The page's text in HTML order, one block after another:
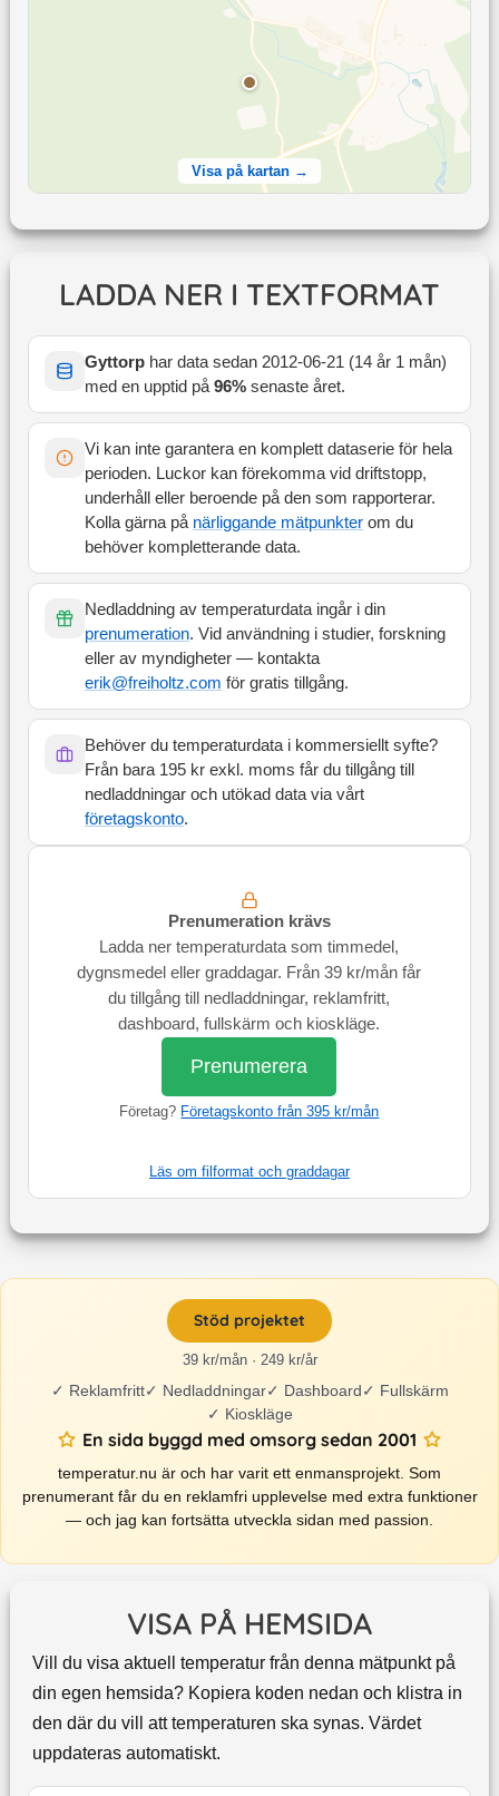
Visa på kartan →
LADDA NER I TEXTFORMAT
Gyttorphar data sedan 2012-06-21(14 år 1 mån)
med en upptid på96% senaste året.
Vi kan inte garantera en komplett dataserie för hela
perioden. Luckor kan förekomma vid driftstopp,
underhåll eller beroende på den som rapporterar.
Kolla gärna på närliggande mätpunkterom du
behöver kompletterande data.
Nedladdning av temperaturdata ingår i din
prenumeration. Vid användning i studier, forskning
eller av myndigheter — kontakta
erik@freiholtz.com för gratis tillgång.
Behöver du temperaturdata i kommersiellt syfte?
Från bara 195 kr exkl. moms får du tillgång till
nedladdningar och utökad data via vårt
företagskonto.
Prenumeration krävs
Ladda ner temperaturdata som timmedel,
dygnsmedel eller graddagar. Från 39 kr/mån får
du tillgång till nedladdningar, reklamfritt,
dashboard, fullskärm och kioskläge.
Prenumerera
Företag? Företagskonto från 395 kr/mån
Läs om filformat och graddagar
Stöd projektet
39 kr/mån · 249 kr/år
✓ Reklamfritt✓ Nedladdningar✓ Dashboard✓ Fullskärm
✓ Kioskläge
En sida byggd med omsorg sedan 2001
temperatur.nu är och har varit ett enmansprojekt. Som
prenumerant får du en reklamfri upplevelse med extra funktioner
— och jag kan fortsätta utveckla sidan med passion.
VISA PÅ HEMSIDA
Vill du visa aktuell temperatur från denna mätpunkt på
din egen hemsida? Kopiera koden nedan och klistra in
den där du vill att temperaturen ska synas. Värdet
uppdateras automatiskt.